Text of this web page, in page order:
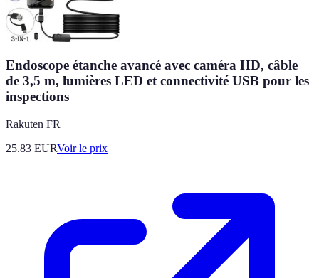
Endoscope étanche avancé avec caméra HD, câble
de 3,5 m, lumières LED et connectivité USB pour les
inspections
Rakuten FR
25.83 EURVoir le prix